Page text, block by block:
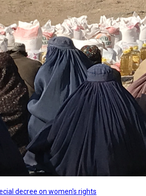
decree on women's rights